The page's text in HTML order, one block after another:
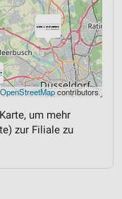
OpenStreetMapcontributors
um mehr
zur Filiale zu